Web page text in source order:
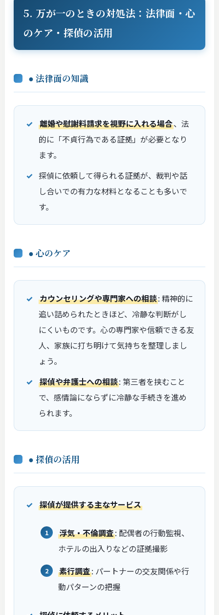
5. 万が一のときの対処法：法律面・心
のケア・探偵の活用
● 法律面の知識
離婚や慰謝料請求を視野に入れる場合、法
的に「不貞行為である証拠」が必要となり
ます。
探偵に依頼して得られる証拠が、裁判や話
し合いでの有力な材料となることも多いで
す。
● 心のケア
カウンセリングや専門家への相談: 精神的に
追い詰められたときほど、冷静な判断がし
にくいものです。心の専門家や信頼できる友
人、家族に打ち明けて気持ちを整理しまし
ょう。
探偵や弁護士への相談: 第三者を挟むこと
で、感情論にならずに冷静な手続きを進め
られます。
● 探偵の活用
探偵が提供する主なサービス
浮気・不倫調査: 配偶者の行動監視、
ホテルの出入りなどの証拠撮影
素行調査: パートナーの交友関係や行
動パターンの把握